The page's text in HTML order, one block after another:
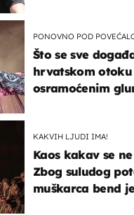
PONOVNO POD
Što se sve
hrvatskom
osramoćenim
KAKVIH LJUDI IMA!
Kaos kakav se
Zbog suludog
muškarca bend